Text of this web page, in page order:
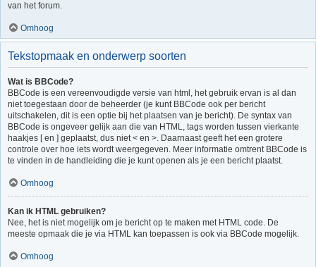
van het forum.
Omhoog
Tekstopmaak en onderwerp soorten
Wat is BBCode?
BBCode is een vereenvoudigde versie van html, het gebruik ervan is al dan
niet toegestaan door de beheerder (je kunt BBCode ook per bericht
uitschakelen, dit is een optie bij het plaatsen van je bericht). De syntax van
BBCode is ongeveer gelijk aan die van HTML, tags worden tussen vierkante
haakjes [ en ] geplaatst, dus niet < en >. Daarnaast geeft het een grotere
controle over hoe iets wordt weergegeven. Meer informatie omtrent BBCode is
te vinden in de handleiding die je kunt openen als je een bericht plaatst.
Omhoog
Kan ik HTML gebruiken?
Nee, het is niet mogelijk om je bericht op te maken met HTML code. De
meeste opmaak die je via HTML kan toepassen is ook via BBCode mogelijk.
Omhoog